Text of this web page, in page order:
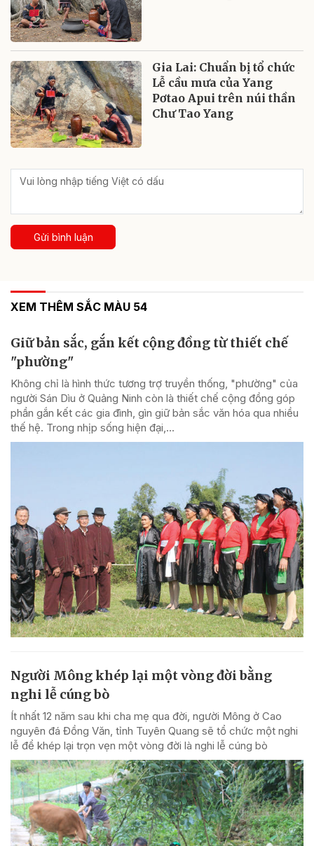
Gia Lai: Chuẩn bị tổ chức
Lễ cầu mưa của Yang
Pơtao Apui trên núi thần
Chư Tao Yang
Gửi bình luận
XEM THÊM SẮC MÀU 54
Giữ bản sắc, gắn kết cộng đồng từ thiết chế
"phường"
Không chỉ là hình thức tương trợ truyền thống, "phường" của
người Sán Dìu ở Quảng Ninh còn là thiết chế cộng đồng góp
phần gắn kết các gia đình, gìn giữ bản sắc văn hóa qua nhiều
thế hệ. Trong nhịp sống hiện đại,...
Người Mông khép lại một vòng đời bằng
nghi lễ cúng bò
Ít nhất 12 năm sau khi cha mẹ qua đời, người Mông ở Cao
nguyên đá Đồng Văn, tỉnh Tuyên Quang sẽ tổ chức một nghi
lễ để khép lại trọn vẹn một vòng đời là nghi lễ cúng bò